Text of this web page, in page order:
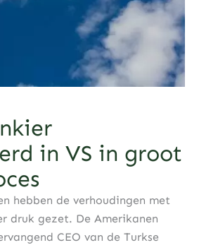
in VS in groot
hebben de verhoudingen met
druk gezet. De Amerikanen
CEO van de Turkse